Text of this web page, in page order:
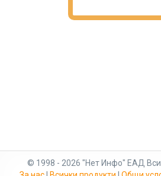
© 1998 - 2026 "Нет Инфо" ЕАД